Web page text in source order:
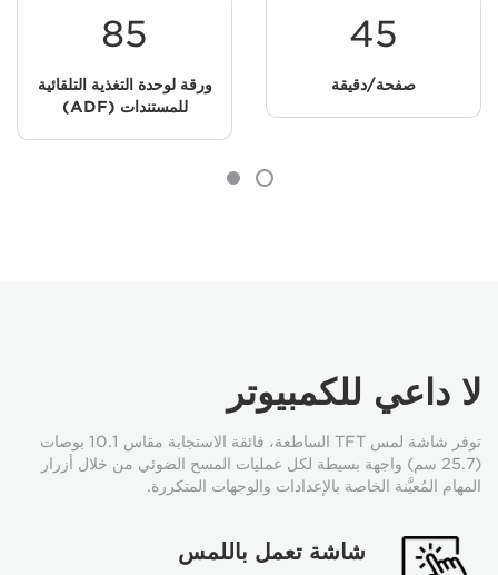
45
صفحة/دقيقة
85
ورقة لوحدة التغذية التلقائية
للمستندات (ADF)
لا داعي للكمبيوتر
توفر شاشة لمس TFT الساطعة، فائقة الاستجابة مقاس 10.1 بوصات
(25.7 سم) واجهة بسيطة لكل عمليات المسح الضوئي من خلال أزرار
المهام المُعيَّنة الخاصة بالإعدادات والوجهات المتكررة.
شاشة تعمل باللمس